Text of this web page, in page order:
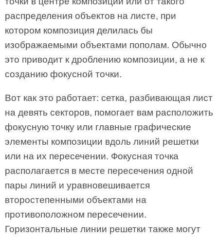
распределения объектов на листе, при
котором композиция делилась бы
изображаемыми объектами пополам. Обычно
это приводит к дроблению композиции, а не к
созданию фокусной точки.
Вот как это работает: сетка, разбивающая лист
на девять секторов, помогает вам расположить
фокусную точку или главные графические
элементы композиции вдоль линий решетки
или на их пересечении. Фокусная точка
располагается в месте пересечения одной
пары линий и уравновешивается
второстепенными объектами на
противоположном пересечении.
Горизонтальные линии решетки также могут